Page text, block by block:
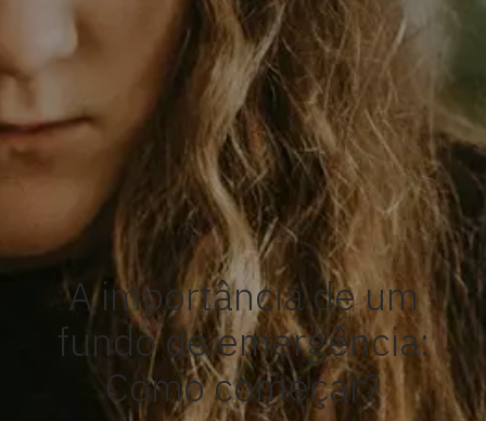
A importância de um
fundo de emergência:
Como começar?